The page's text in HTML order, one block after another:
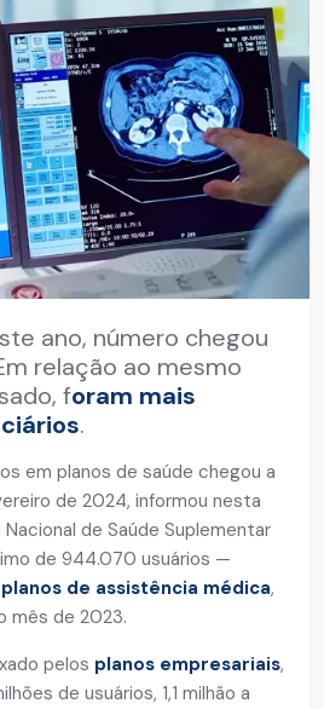
ano, número chegou
relação ao mesmo
foram mais
.
em planos de saúde chegou a
de 2024, informou nesta
de Saúde Suplementar
de 944.070 usuários —
planos de assistência médica,
mês de 2023.
pelos planos empresariais,
de usuários, 1,1 milhão a